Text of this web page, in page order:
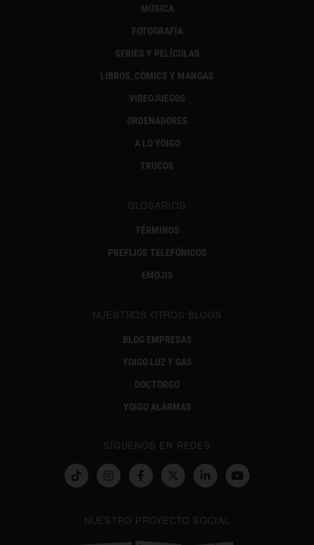
MÚSICA
FOTOGRAFÍA
SERIES Y PELÍCULAS
LIBROS, CÓMICS Y MANGAS
VIDEOJUEGOS
ORDENADORES
A LO YOIGO
TRUCOS
GLOSARIOS
TÉRMINOS
PREFIJOS TELEFÓNICOS
EMOJIS
NUESTROS OTROS BLOGS
BLOG EMPRESAS
YOIGO LUZ Y GAS
DOCTORGO
YOIGO ALARMAS
SÍGUENOS EN REDES
NUESTRO PROYECTO SOCIAL